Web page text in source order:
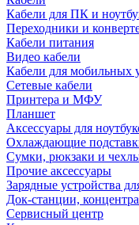
Кабели для ПК и
Переходники и
Кабели питания
Видео кабели
Кабели для мобильных
Сетевые кабели
Принтера и МФУ
Планшет
Аксессуары для
Охлаждающие
Сумки, рюкзаки и
Прочие аксессуары
Зарядные устройства
Док-станции,
Сервисный центр